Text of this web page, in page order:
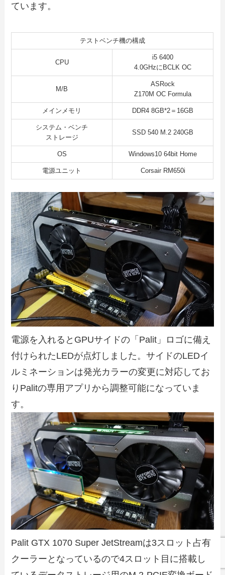
ています。
テストベンチ機の構成
CPU
i5 6400
4.0GHzにBCLK OC
M/B
ASRock
Z170M OC Formula
メインメモリ DDR4 8GB*2＝16GB
システム・ベンチ
ストレージ
SSD 540 M.2 240GB
OS Windows10 64bit Home
電源ユニット Corsair RM650i
電源を入れるとGPUサイドの「Palit」ロゴに備え
付けられたLEDが点灯しました。サイドのLEDイ
ルミネーションは発光カラーの変更に対応してお
りPalitの専用アプリから調整可能になっていま
す。
Palit GTX 1070 Super JetStreamは3スロット占有
クーラーとなっているので4スロット目に搭載し